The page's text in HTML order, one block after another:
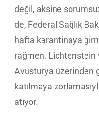
değil, aksine
de, Federal Sağlık
hafta karantinaya
rağmen, Lichtenstein
Avusturya üzerinden
katılmaya
atıyor.